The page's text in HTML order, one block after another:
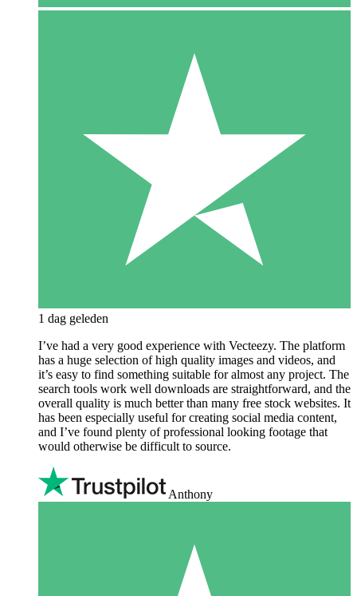
1 dag geleden
I’ve had a very good experience with Vecteezy. The platform
has a huge selection of high quality images and videos, and
it’s easy to find something suitable for almost any project. The
search tools work well downloads are straightforward, and the
overall quality is much better than many free stock websites. It
has been especially useful for creating social media content,
and I’ve found plenty of professional looking footage that
would otherwise be difficult to source.
Anthony